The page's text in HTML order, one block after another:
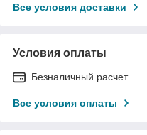
Все условия доставки
Условия оплаты
Безналичный расчет
Все условия оплаты